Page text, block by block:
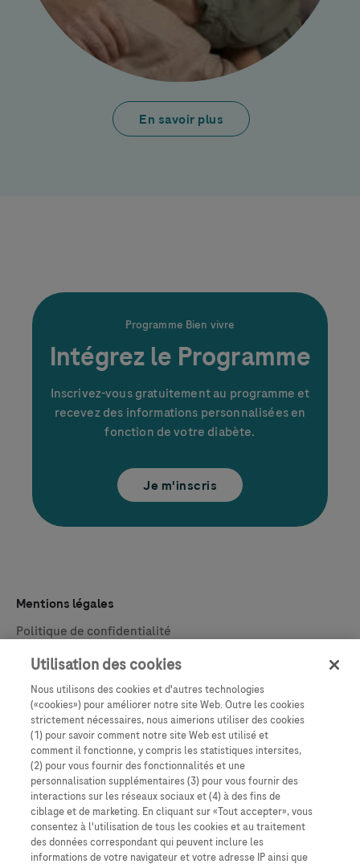
En savoir plus
Programme Bien vivre
Intégrez le Programme
Inscrivez-vous gratuitement au programme et
recevez des informations personnalisées en
fonction de votre diabète.
Je m'inscris
Mentions légales
Politique de confidentialité
Conditions et termes
Disclaimer
Contact
Assistance client
Newsletter
En savoir plus
A propos de Roche
Utilisation des cookies
Nous utilisons des cookies et d'autres technologies
(«cookies») pour améliorer notre site Web. Outre les cookies
strictement nécessaires, nous aimerions utiliser des cookies
(1) pour savoir comment notre site Web est utilisé et
comment il fonctionne, y compris les statistiques intersites,
(2) pour vous fournir des fonctionnalités et une
personnalisation supplémentaires (3) pour vous fournir des
interactions sur les réseaux sociaux et (4) à des fins de
ciblage et de marketing. En cliquant sur «Tout accepter», vous
consentez à l'utilisation de tous les cookies et au traitement
des données correspondant qui peuvent inclure les
informations de votre navigateur et votre adresse IP ainsi que